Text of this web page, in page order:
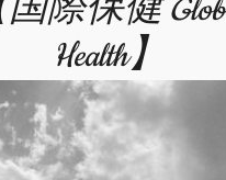
国際保健
Health】